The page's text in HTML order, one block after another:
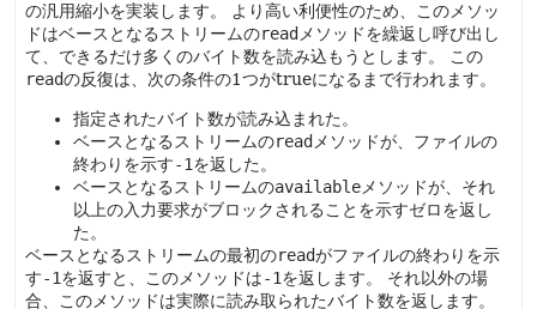
の汎用縮小を実装します。
より高い利便性のため、このメソッ
ドはベースとなるストリームのread メソッドを繰返し呼び出し
て、できるだけ多くのバイト数を読み込もうとします。
この
readの反復は、次の条件の1つがtrueになるまで行われます。
指定されたバイト数が読み込まれた。
ベースとなるストリームのread メソッドが、ファイルの
終わりを示す-1を返した。
ベースとなるストリームのavailable メソッドが、それ
以上の入力要求がブロックされることを示すゼロを返し
た。
ベースとなるストリームの最初のreadがファイルの終わりを示
す-1を返すと、このメソッドは-1を返します。
それ以外の場
合、このメソッドは実際に読み取られたバイト数を返します。